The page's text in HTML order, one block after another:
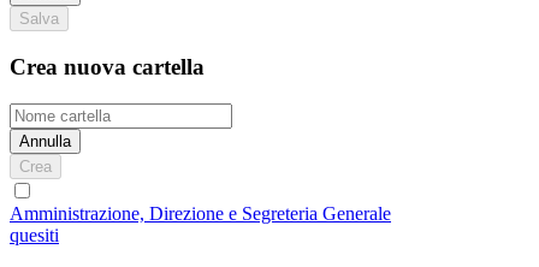
Salva
Crea nuova cartella
Annulla
Crea
Amministrazione, Direzione e Segreteria Generale
quesiti